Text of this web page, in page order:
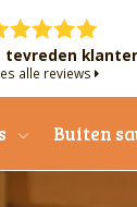
tevreden
alle reviews
Buiten